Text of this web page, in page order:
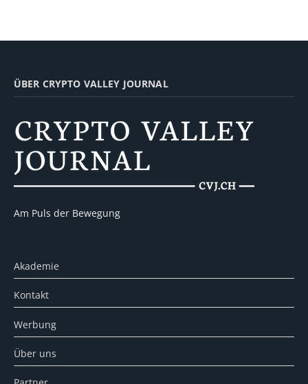
ÜBER CRYPTO VALLEY JOURNAL
Am Puls der Bewegung
Akademie
Kontakt
Werbung
Über uns